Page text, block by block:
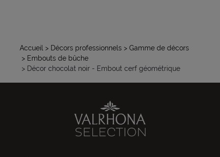
Accueil > Décors professionnels > Gamme de décors
> Embouts de bûche
> Décor chocolat noir - Embout cerf géométrique